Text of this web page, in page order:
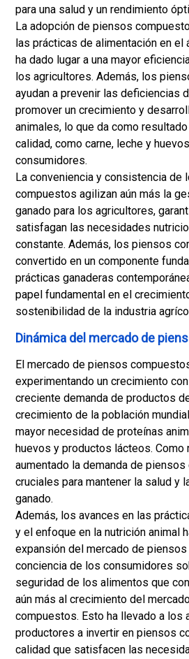
para una salud y un rendimiento
La adopción de piensos
las prácticas de alimentación en el
ha dado lugar a una mayor
los agricultores. Además, los
ayudan a prevenir las deficiencias
promover un crecimiento y
animales, lo que da como
calidad, como carne, leche y
consumidores.
La conveniencia y consistencia de
compuestos agilizan aún más la
ganado para los agricultores,
satisfagan las necesidades
constante. Además, los piensos
convertido en un componente
prácticas ganaderas
papel fundamental en el
sostenibilidad de la industria
Dinámica del mercado de
El mercado de piensos
experimentando un crecimiento
creciente demanda de productos
crecimiento de la población
mayor necesidad de proteínas
huevos y productos lácteos. Como
aumentado la demanda de
cruciales para mantener la salud y
ganado.
Además, los avances en las
y el enfoque en la nutrición animal
expansión del mercado de
conciencia de los consumidores
seguridad de los alimentos que
aún más al crecimiento del
compuestos. Esto ha llevado a los
productores a invertir en piensos
calidad que satisfacen las